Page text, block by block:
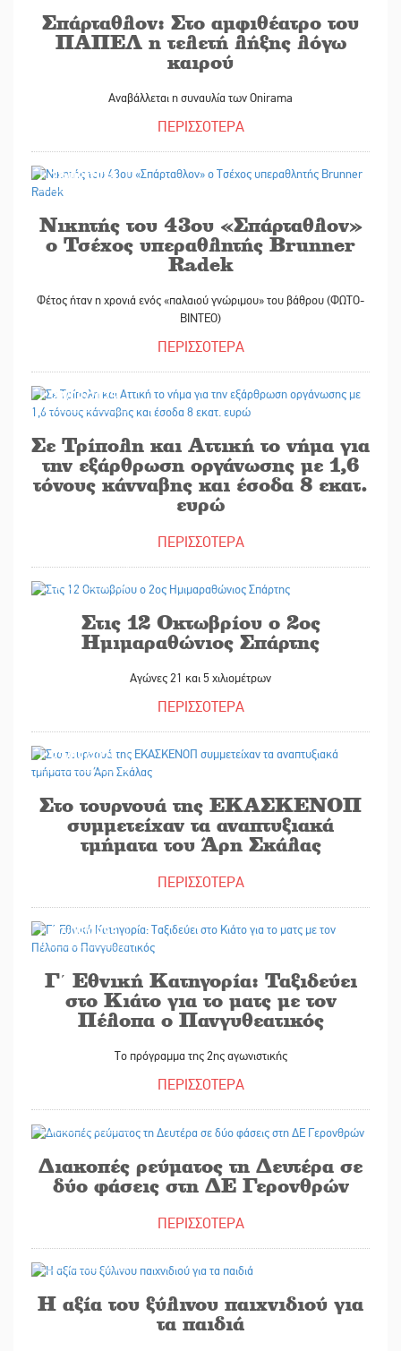
Σπάρταθλον: Στο αμφιθέατρο του
ΠΑΠΕΛ η τελετή λήξης λόγω
καιρού
Αναβάλλεται η συναυλία των Onirama
ΠΕΡΙΣΣΟΤΕΡΑ
28/09/2025
Νικητής του 43ου «Σπάρταθλον»
ο Τσέχος υπεραθλητής Brunner
Radek
Φέτος ήταν η χρονιά ενός «παλαιού γνώριμου» του βάθρου (ΦΩΤΟ-
ΒΙΝΤΕΟ)
ΠΕΡΙΣΣΟΤΕΡΑ
27/09/2025
Σε Τρίπολη και Αττική το νήμα για
την εξάρθρωση οργάνωσης με 1,6
τόνους κάνναβης και έσοδα 8 εκατ.
ευρώ
ΠΕΡΙΣΣΟΤΕΡΑ
Στις 12 Οκτωβρίου ο 2ος
Ημιμαραθώνιος Σπάρτης
Αγώνες 21 και 5 χιλιομέτρων
ΠΕΡΙΣΣΟΤΕΡΑ
27/09/2025
Στο τουρνουά της ΕΚΑΣΚΕΝΟΠ
συμμετείχαν τα αναπτυξιακά
τμήματα του Άρη Σκάλας
ΠΕΡΙΣΣΟΤΕΡΑ
27/09/2025
Γ΄ Εθνική Κατηγορία: Ταξιδεύει
στο Κιάτο για το ματς με τον
Πέλοπα ο Πανγυθεατικός
Το πρόγραμμα της 2ης αγωνιστικής
ΠΕΡΙΣΣΟΤΕΡΑ
Διακοπές ρεύματος τη Δευτέρα σε
δύο φάσεις στη ΔΕ Γερονθρών
ΠΕΡΙΣΣΟΤΕΡΑ
Η αξία του ξύλινου παιχνιδιού για
τα παιδιά